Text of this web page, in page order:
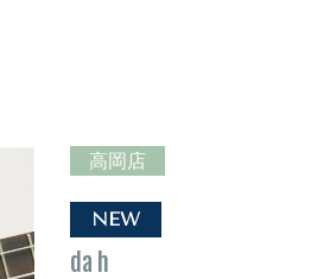
高岡店
NEW
da h